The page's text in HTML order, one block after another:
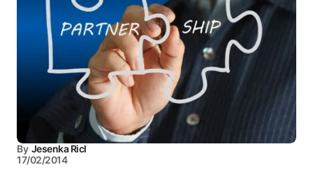
By Jesenka Ricl
17/02/2014